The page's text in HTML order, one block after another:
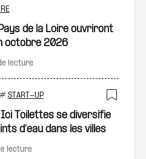
de la Loire ouvriront
octobre 2026
lecture
# START-UP
Ici Toilettes se diversifie
d’eau dans les villes
lecture